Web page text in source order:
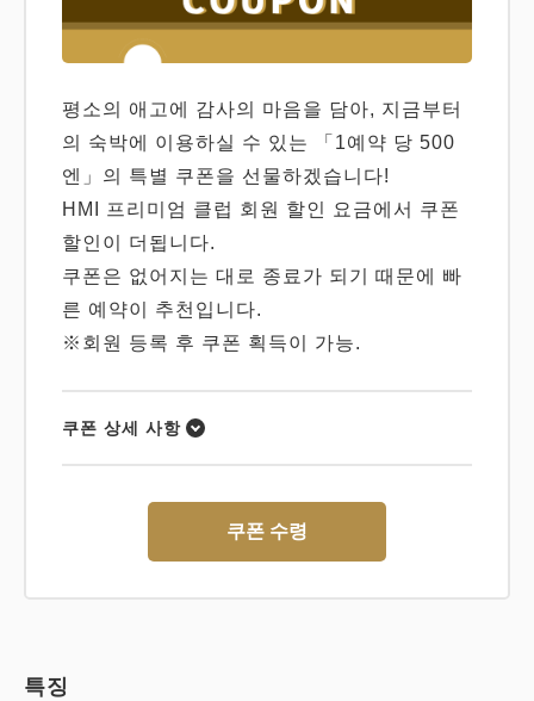
평소의 애고에 감사의 마음을 담아, 지금부터
의 숙박에 이용하실 수 있는 「1예약 당 500
엔」의 특별 쿠폰을 선물하겠습니다!
HMI 프리미엄 클럽 회원 할인 요금에서 쿠폰
할인이 더됩니다.
쿠폰은 없어지는 대로 종료가 되기 때문에 빠
른 예약이 추천입니다.
※회원 등록 후 쿠폰 획득이 가능.
쿠폰 상세 사항
쿠폰 수령
특징